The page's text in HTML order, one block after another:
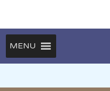
MENU